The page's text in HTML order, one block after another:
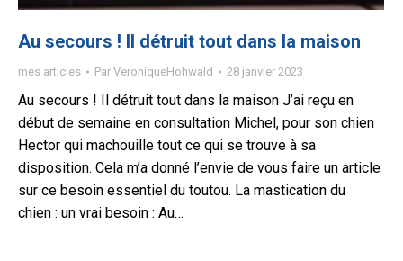
Au secours ! Il détruit tout dans la maison
mes articles Par VeroniqueHohwald 28 janvier 2023
Au secours ! Il détruit tout dans la maison J’ai reçu en
début de semaine en consultation Michel, pour son chien
Hector qui machouille tout ce qui se trouve à sa
disposition. Cela m’a donné l’envie de vous faire un article
sur ce besoin essentiel du toutou. La mastication du
chien : un vrai besoin : Au…